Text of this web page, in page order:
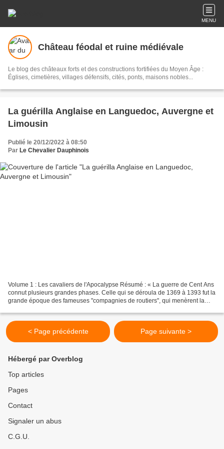
MENU
Château féodal et ruine médiévale
Le blog des châteaux forts et des constructions fortifiées du Moyen Âge :
Églises, cimetières, villages défensifs, cités, ponts, maisons nobles...
La guérilla Anglaise en Languedoc, Auvergne et
Limousin
Publié le 20/12/2022 à 08:50
Par Le Chevalier Dauphinois
Volume 1 : Les cavaliers de l'Apocalypse Résumé : « La guerre de Cent Ans
connut plusieurs grandes phases. Celle qui se déroula de 1369 à 1393 fut la
grande époque des fameuses "compagnies de routiers", qui menèrent la
< Page précédente Page suivante >
Hébergé par Overblog
Top articles
Pages
Contact
Signaler un abus
C.G.U.